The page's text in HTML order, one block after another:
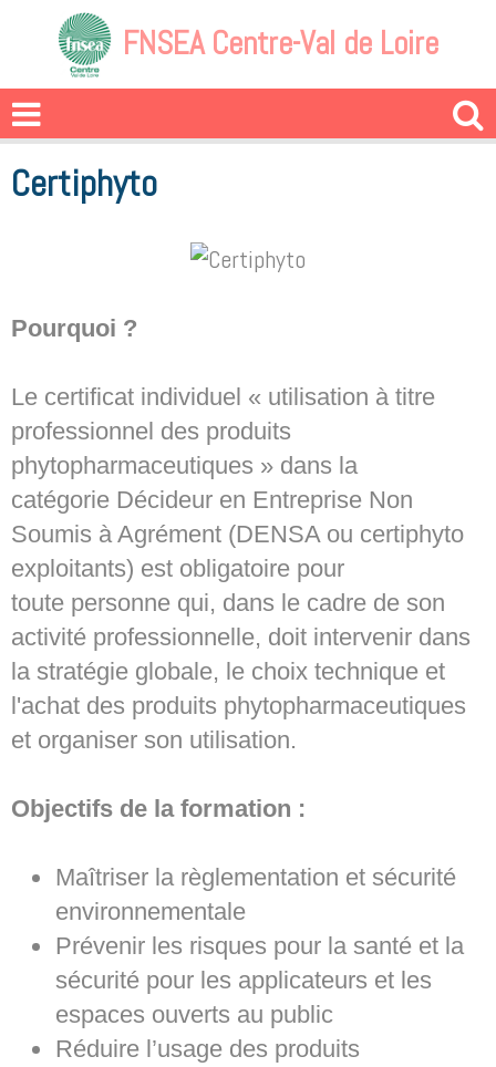
FNSEA Centre-Val de Loire
Certiphyto
Pourquoi ?
Le certificat individuel « utilisation à titre
professionnel des produits
phytopharmaceutiques » dans la
catégorie Décideur en Entreprise Non
Soumis à Agrément (DENSA ou certiphyto
exploitants) est obligatoire pour
toute personne qui, dans le cadre de son
activité professionnelle, doit intervenir dans
la stratégie globale, le choix technique et
l'achat des produits phytopharmaceutiques
et organiser son utilisation.
Objectifs de la formation :
Maîtriser la règlementation et sécurité
environnementale
Prévenir les risques pour la santé et la
sécurité pour les applicateurs et les
espaces ouverts au public
Réduire l’usage des produits